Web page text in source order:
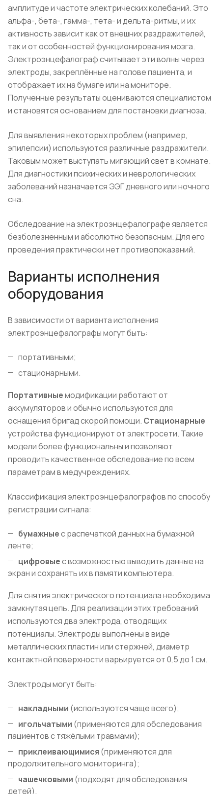
амплитуде и частоте электрических колебаний. Это
альфа-, бета-, гамма-, тета- и дельта-ритмы, и их
активность зависит как от внешних раздражителей,
так и от особенностей функционирования мозга.
Электроэнцефалограф считывает эти волны через
электроды, закреплённые на голове пациента, и
отображает их на бумаге или на мониторе.
Полученные результаты оцениваются специалистом
и становятся основанием для постановки диагноза.
Для выявления некоторых проблем (например,
эпилепсии) используются различные раздражители.
Таковым может выступать мигающий свет в комнате.
Для диагностики психических и неврологических
заболеваний назначается ЭЭГ дневного или ночного
сна.
Обследование на электроэнцефалографе является
безболезненным и абсолютно безопасным. Для его
проведения практически нет противопоказаний.
Варианты исполнения
оборудования
В зависимости от варианта исполнения
электроэнцефалографы могут быть:
портативными;
стационарными.
Портативныемодификации работают от
аккумуляторов и обычно используются для
оснащения бригад скорой помощи. Стационарные
устройства функционируют от электросети. Такие
модели более функциональны и позволяют
проводить качественное обследование по всем
параметрам в медучреждениях.
Классификация электроэнцефалографов по способу
регистрации сигнала:
бумажныес распечаткой данных на бумажной
ленте;
цифровыес возможностью выводить данные на
экран и сохранять их в памяти компьютера.
Для снятия электрического потенциала необходима
замкнутая цепь. Для реализации этих требований
используются два электрода, отводящих
потенциалы. Электроды выполнены в виде
металлических пластин или стержней, диаметр
контактной поверхности варьируется от 0,5 до 1 см.
Электроды могут быть:
накладными (используются чаще всего);
игольчатыми (применяются для обследования
пациентов с тяжёлыми травмами);
приклеивающимися (применяются для
продолжительного мониторинга);
чашечковыми (подходят для обследования
детей).